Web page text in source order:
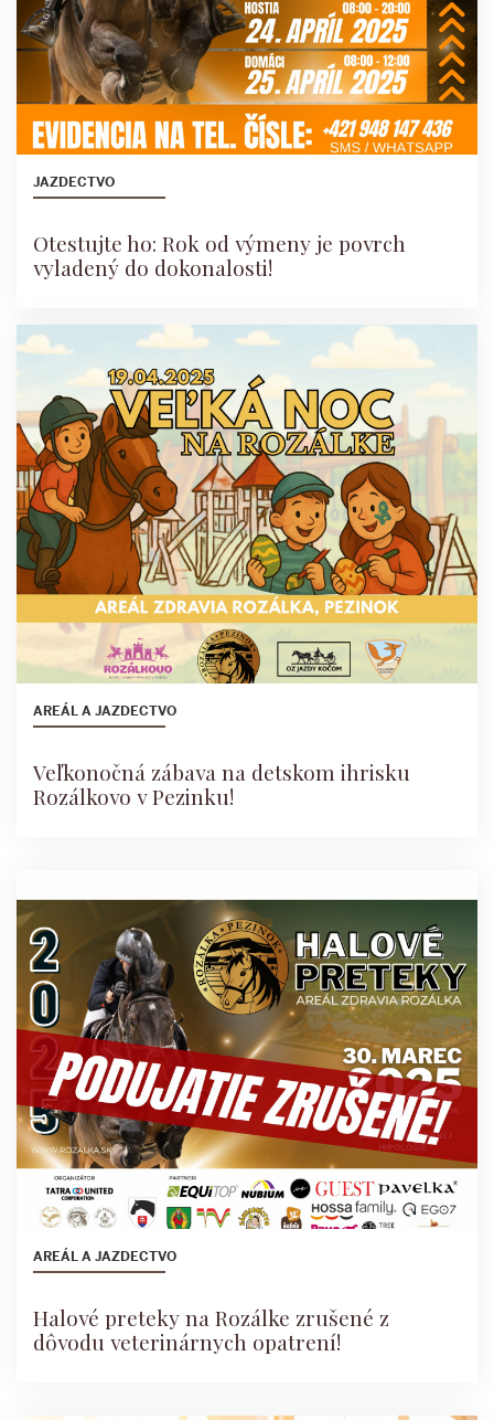
JAZDECTVO
Otestujte ho: Rok od výmeny je povrch
vyladený do dokonalosti!
AREÁL A JAZDECTVO
Veľkonočná zábava na detskom ihrisku
Rozálkovo v Pezinku!
AREÁL A JAZDECTVO
Halové preteky na Rozálke zrušené z
dôvodu veterinárnych opatrení!